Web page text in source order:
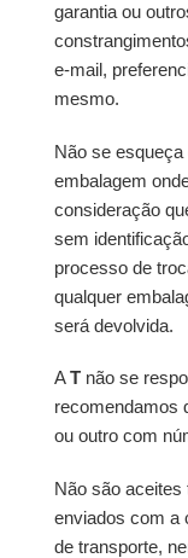
garantia ou
e-mail,
mesmo.
Não se
embalagem
consideração
sem
processo de
qualquer
será devolvida.
AT não se
recomendamos
ou outro com
Não são
enviados com a
de transporte,